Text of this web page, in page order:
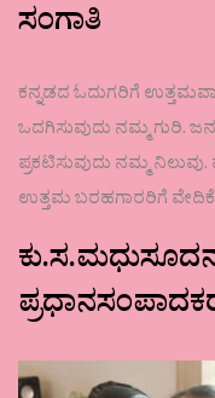
ಸಂಗಾತಿ
ಕನ್ನಡದ ಓದುಗರಿಗೆ
ಒದಗಿಸುವುದು ನಮ್ಮ ಗುರಿ.
ಪ್ರಕಟಿಸುವುದು ನಮ್ಮ
ಉತ್ತಮ ಬರಹಗಾರರಿಗೆ